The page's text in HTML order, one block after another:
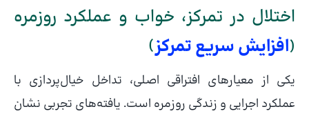
اختلال در تمرکز، خواب و عملکرد روزمره
(افزایش سریع تمرکز)
یکی از معیارهای افتراقی اصلی، تداخل خیال‌پردازی با
عملکرد اجرایی و زندگی روزمره است. یافته‌های تجربی نشان